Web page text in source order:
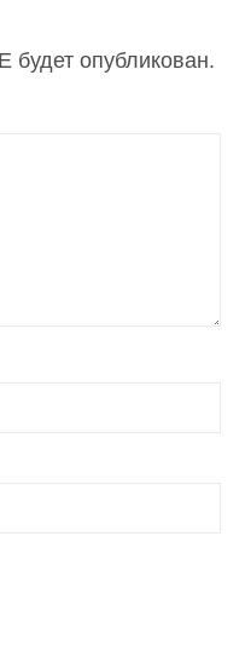
опубликован.